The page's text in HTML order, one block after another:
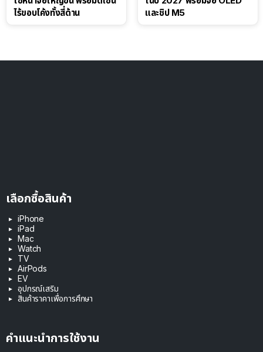
ไร้ขอบโค้งทั้งสี่ด้าน
และชิป M5
เลือกซื้อสินค้า
iPhone
iPad
Mac
Watch
TV
AirPods
EV
อุปกรณ์เสริม
สินค้าราคาเพื่อการศึกษา
คำแนะนำการใช้งาน